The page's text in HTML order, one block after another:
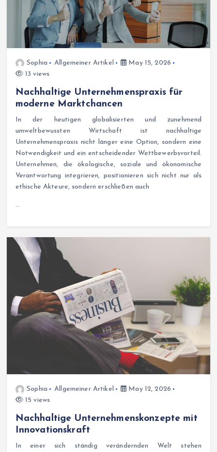
Sophia Allgemeiner Artikel
May 15, 2026
13 views
Nachhaltige Unternehmenspraxis für
moderne Marktchancen
In der heutigen globalisierten und zunehmend
umweltbewussten Wirtschaft ist nachhaltige
Unternehmenspraxis nicht länger eine Option, sondern eine
Notwendigkeit und ein entscheidender Wettbewerbsvorteil.
Unternehmen, die ökologische, soziale und ökonomische
Verantwortung integrieren, positionieren sich nicht nur als
ethische Akteure, sondern erschließen auch
…
Sophia Allgemeiner Artikel
May 12, 2026
15 views
Nachhaltige Unternehmenskonzepte mit
Innovationskraft
In einer sich ständig verändernden Welt stehen